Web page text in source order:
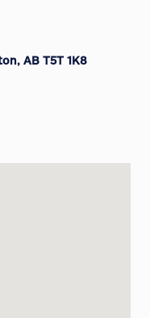
AB T5T 1K8